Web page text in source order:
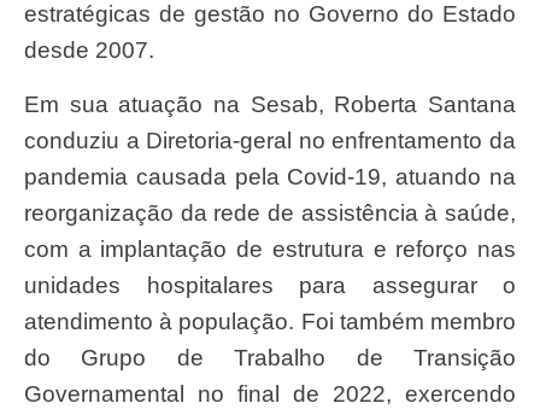
estratégicas de gestão no Governo do Estado
desde 2007.
Em sua atuação na Sesab, Roberta Santana
conduziu a Diretoria-geral no enfrentamento da
pandemia causada pela Covid-19, atuando na
reorganização da rede de assistência à saúde,
com a implantação de estrutura e reforço nas
unidades hospitalares para assegurar o
atendimento à população. Foi também membro
do Grupo de Trabalho de Transição
Governamental no final de 2022, exercendo